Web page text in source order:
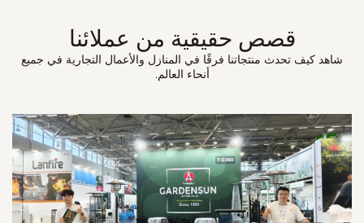
قصص حقيقية من عملائنا
شاهد كيف تحدث منتجاتنا فرقًا في المنازل والأعمال التجارية في جميع
أنحاء العالم.